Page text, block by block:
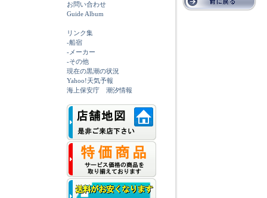
お問い合わせ
Guide Album
リンク集
-船宿
-メーカー
-その他
現在の黒潮の状況
Yahoo!天気予報
海上保安庁 潮汐情報